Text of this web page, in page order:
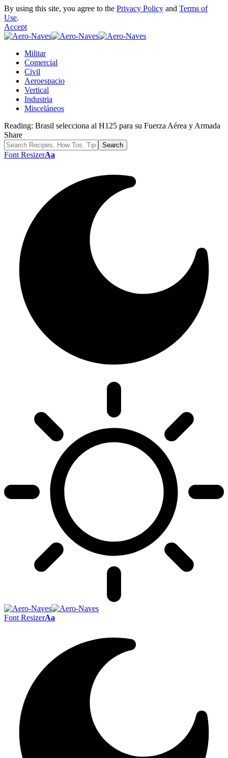
By using this site, you agree to the Privacy Policy and Terms of
Use.
Accept
Militar
Comercial
Civil
Aeroespacio
Vertical
Industria
Misceláneos
Reading: Brasil selecciona al H125 para su Fuerza Aérea y Armada
Share
Font ResizerAa
Font ResizerAa